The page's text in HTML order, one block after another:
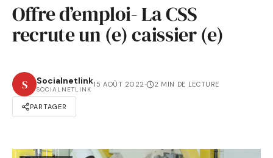
Offre d’emploi- La CSS
recrute un (e) caissier (e)
S Socialnetlink
SOCIALNETLINK
15 AOÛT 2022· 2 MIN DE LECTURE
PARTAGER